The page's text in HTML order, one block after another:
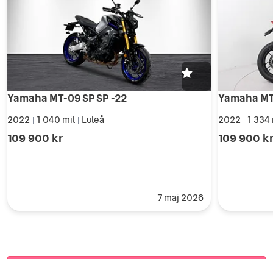
Yamaha MT-09 SP SP -22
2022 1 040 mil Luleå
109 900 kr
7 maj 2026
Yamaha
2022 1
109 900